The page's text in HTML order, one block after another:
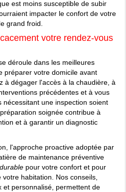
est moins susceptible de subir
impacter le confort de votre
grand froid.
votre rendez-vous
déroule dans les meilleures
préparer votre domicile avant
à dégager l'accès à la chaudière, à
précédentes et à vous
une inspection soient
soignée contribue à
et à garantir un diagnostic
l'approche proactive adoptée par
de maintenance préventive
pour votre confort et pour
habitation. Nos conseils,
et personnalisé, permettent de